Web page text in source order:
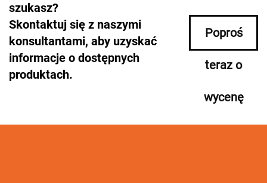
szukasz?
Skontaktuj się z naszymi
konsultantami, aby uzyskać
informacje o dostępnych
produktach.
Poproś
teraz o
wycenę